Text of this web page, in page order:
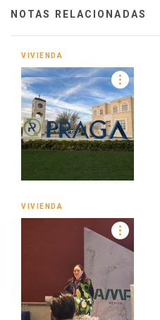
NOTAS RELACIONADAS
VIVIENDA
VIVIENDA